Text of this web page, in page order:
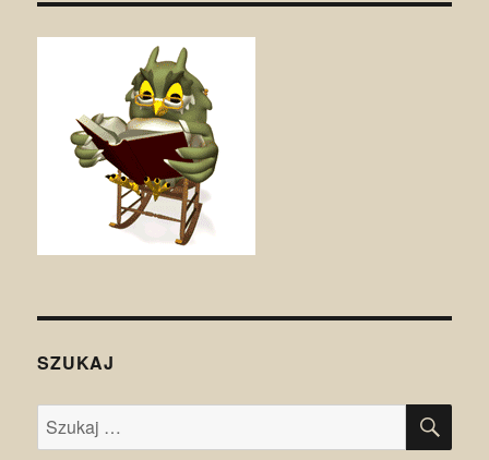
SZUKAJ
Szukaj: